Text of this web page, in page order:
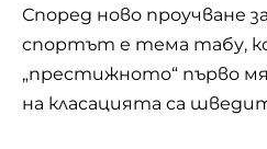
Според ново проучване
спортът е тема табу,
„престижното“ първо
на класацията са